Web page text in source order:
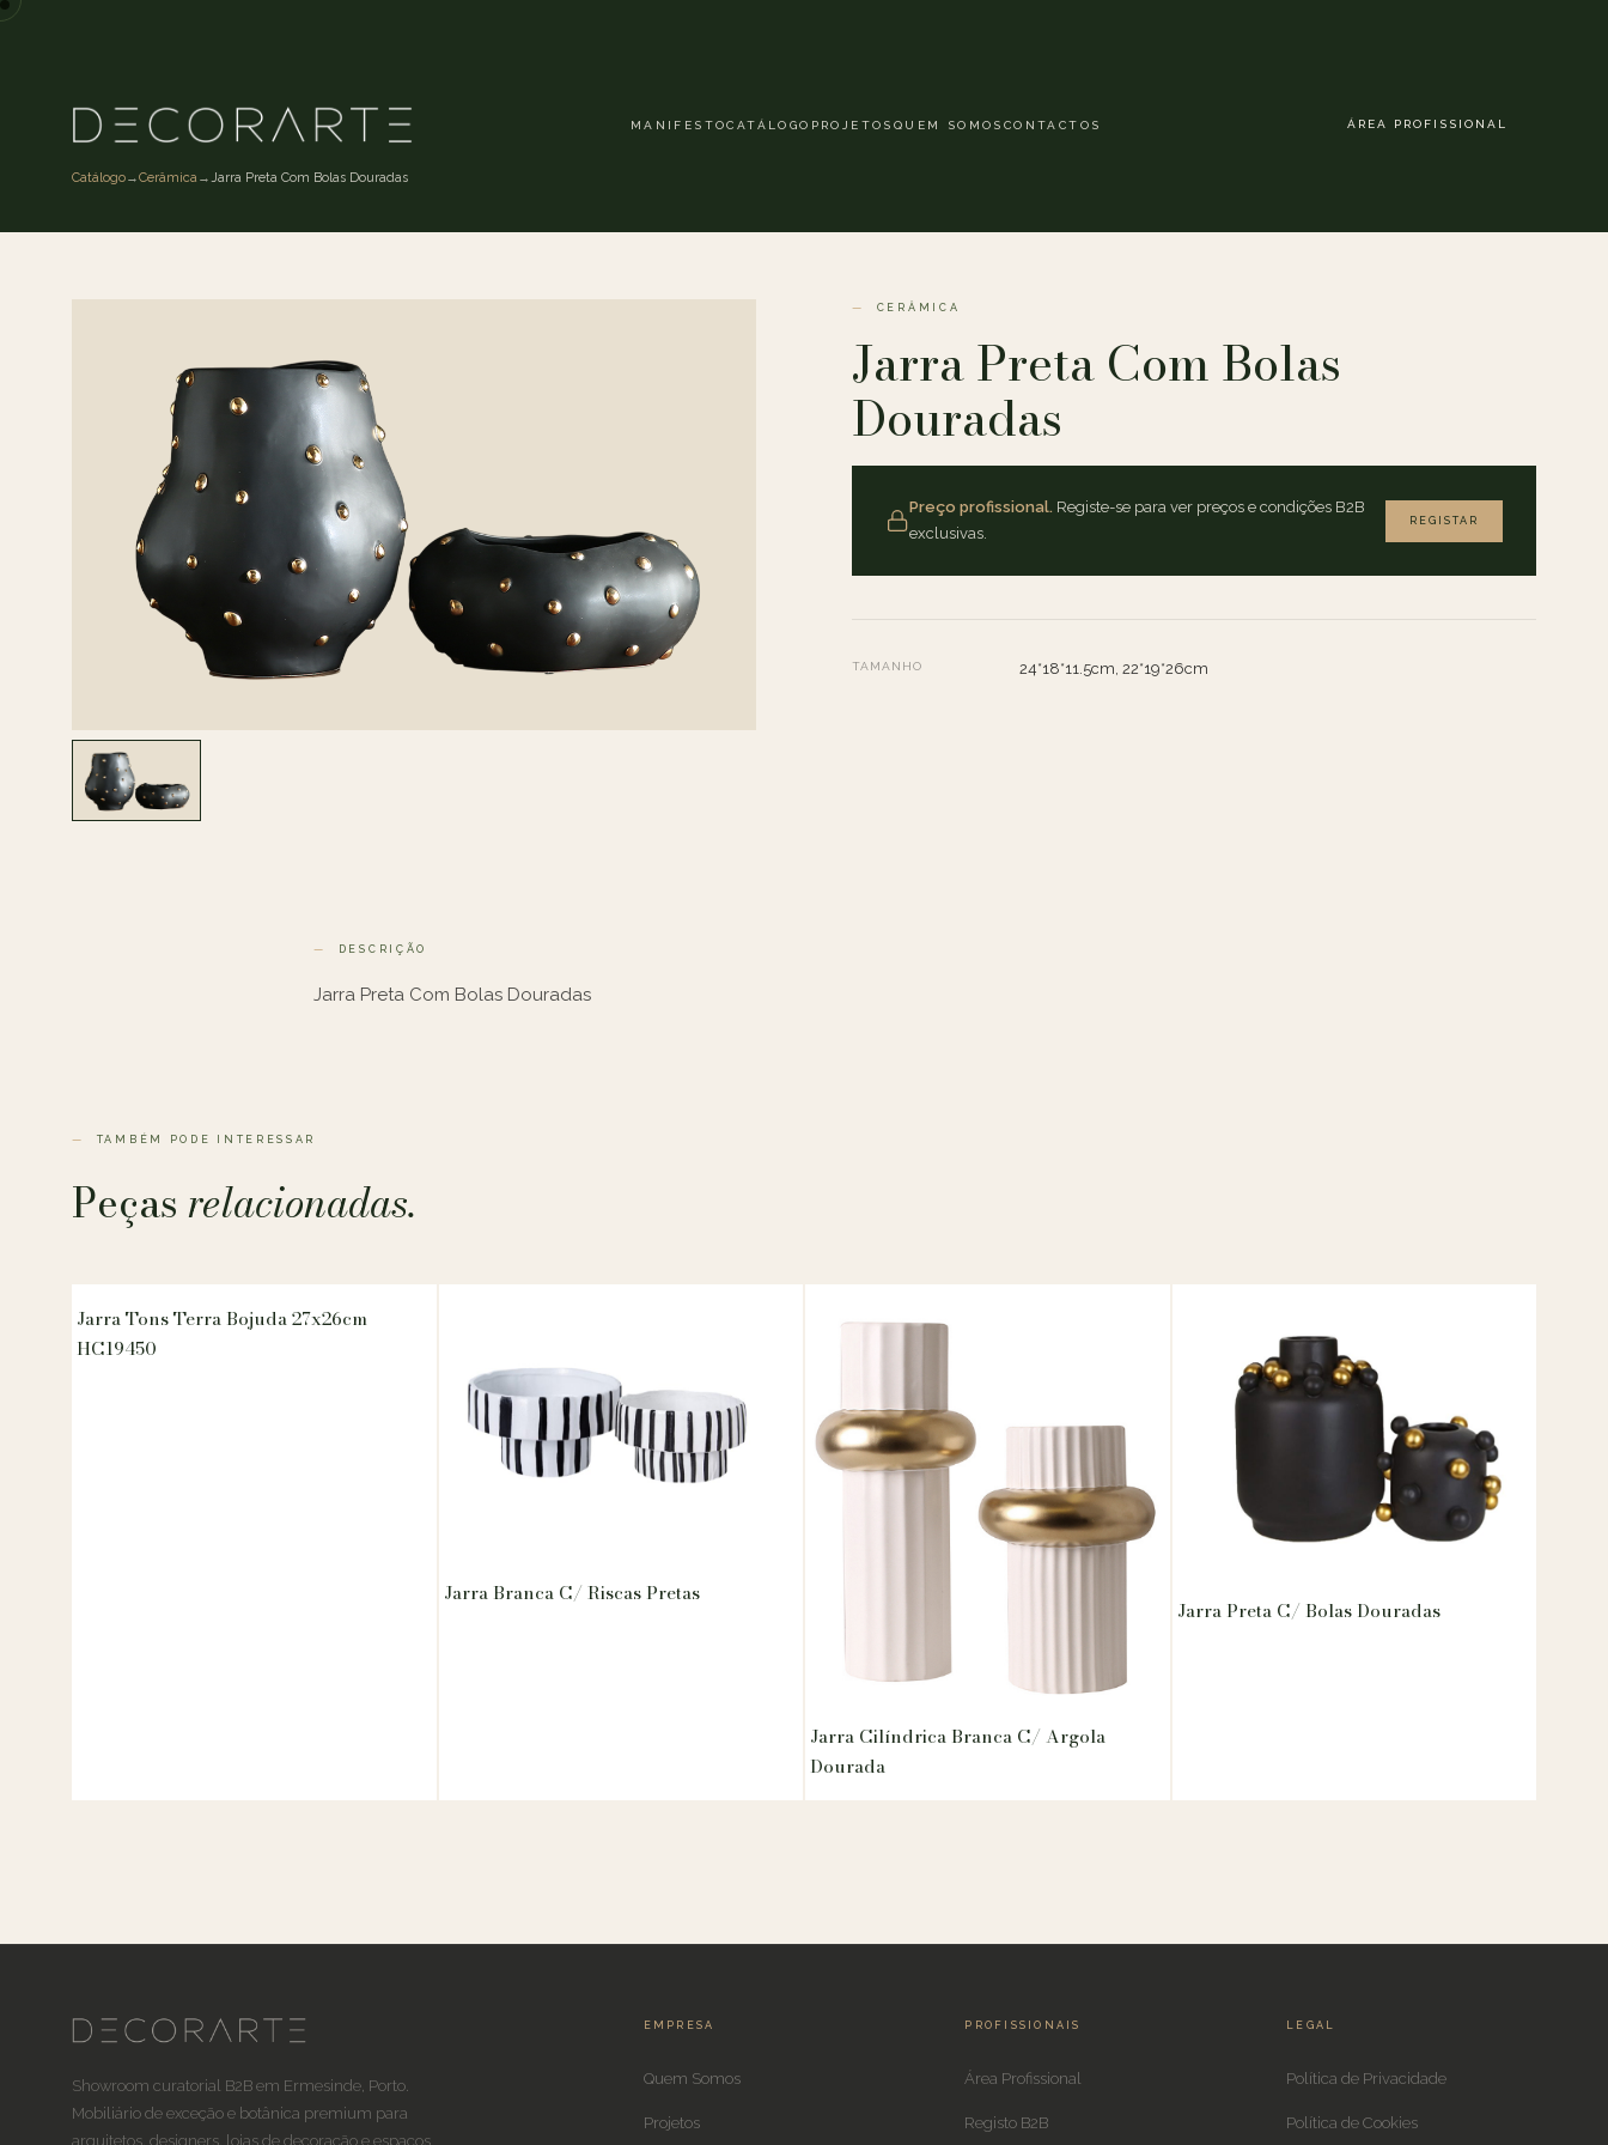
MANIFESTOCATÁLOGO PROJETOS QUEM SOMOS CONTACTOS ÁREA PROFISSIONAL
Catálogo→Cerâmica→Jarra Preta Com Bolas Douradas
CERÂMICA
Jarra Preta Com Bolas
Douradas
Preço profissional. Registe-se para ver preços e condições B2B
exclusivas.
REGISTAR
TAMANHO 24*18*11.5cm, 22*19*26cm
DESCRIÇÃO
Jarra Preta Com Bolas Douradas
TAMBÉM PODE INTERESSAR
Peçasrelacionadas.
Jarra Tons Terra Bojuda 27x26cm
HC19450
Jarra Branca C/ Riscas Pretas
Jarra Cilíndrica Branca C/ Argola
Dourada
Jarra Preta C/ Bolas Douradas
Showroom curatorial B2B em Ermesinde, Porto.
Mobiliário de exceção e botânica premium para
arquitetos, designers, lojas de decoração e espaços
EMPRESA
Quem Somos
Projetos
PROFISSIONAIS
Área Profissional
Registo B2B
LEGAL
Política de Privacidade
Política de Cookies